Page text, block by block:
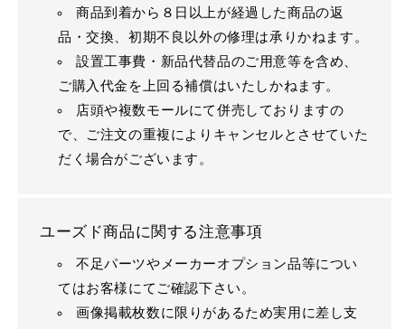
商品到着から８日以上が経過した商品の返
品・交換、初期不良以外の修理は承りかねます。
設置工事費・新品代替品のご用意等を含め、
ご購入代金を上回る補償はいたしかねます。
店頭や複数モールにて併売しておりますの
で、ご注文の重複によりキャンセルとさせていた
だく場合がございます。
ユーズド商品に関する注意事項
不足パーツやメーカーオプション品等につい
てはお客様にてご確認下さい。
画像掲載枚数に限りがあるため実用に差し支